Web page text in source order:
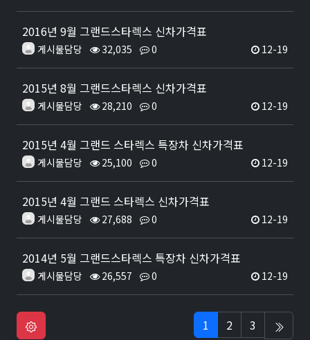
2016년 9월 그랜드스타렉스 신차가격표
게시물담당 32,035 0 12-19
2015년 8월 그랜드스타렉스 신차가격표
게시물담당 28,210 0 12-19
2015년 4월 그랜드 스타렉스 특장차 신차가격표
게시물담당 25,100 0 12-19
2015년 4월 그랜드 스타렉스 신차가격표
게시물담당 27,688 0 12-19
2014년 5월 그랜드스타렉스 특장차 신차가격표
게시물담당 26,557 0 12-19
1 2 3